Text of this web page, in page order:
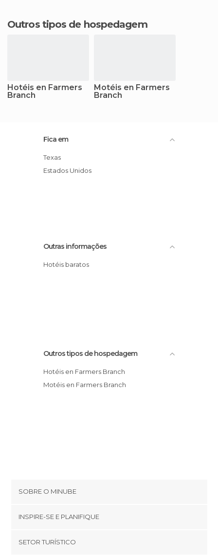
Outros tipos de hospedagem
Hotéis en Farmers
Branch
Motéis en Farmers
Branch
Fica em
Texas
Estados Unidos
Outras informações
Hotéis baratos
Outros tipos de hospedagem
Hotéis en Farmers Branch
Motéis en Farmers Branch
SOBRE O MINUBE
Términos e Condições
INSPIRE-SE E PLANIFIQUE
footer@item_discovertips_anchor
SETOR TURÍSTICO